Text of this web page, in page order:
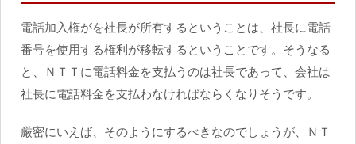
電話加入権がを社長が所有するということは、社長に電話
番号を使用する権利が移転するということです。そうなる
と、ＮＴＴに電話料金を支払うのは社長であって、会社は
社長に電話料金を支払わなければならくなりそうです。
厳密にいえば、そのようにするべきなのでしょうが、ＮＴ